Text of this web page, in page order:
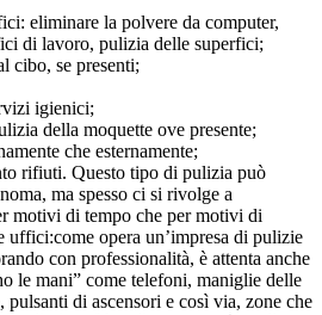
eliminare la polvere da computer,
di lavoro, pulizia delle superfici;
cibo, se presenti;
igienici;
della moquette ove presente;
che esternamente;
rifiuti. Questo tipo di pulizia può
ma spesso ci si rivolge a
motivi di tempo che per motivi di
uffici:come opera un’impresa di pulizie
con professionalità, è attenta anche
le mani” come telefoni, maniglie delle
di ascensori e così via, zone che